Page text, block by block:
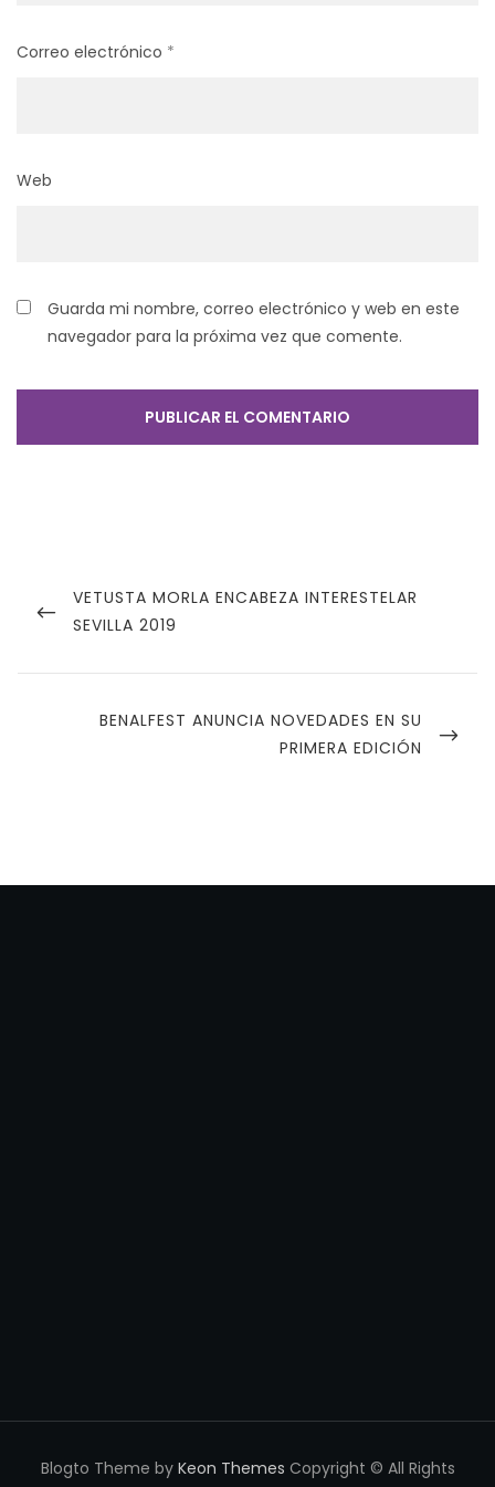
Correo electrónico *
Web
Guarda mi nombre, correo electrónico y web en este
navegador para la próxima vez que comente.
de
entradas
PREVIOUS
POST
VETUSTA MORLA ENCABEZA INTERESTELAR
SEVILLA 2019
NEXT
BENALFEST ANUNCIA NOVEDADES EN SU
PRIMERA EDICIÓN
Blogto Theme by Keon Themes Copyright © All Rights